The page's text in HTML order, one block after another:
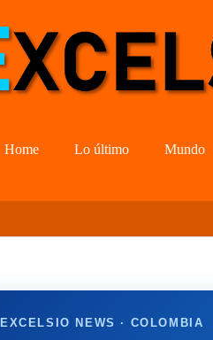
Home Lo último Mundo
EXCELSIO NEWS · COLOMBIA